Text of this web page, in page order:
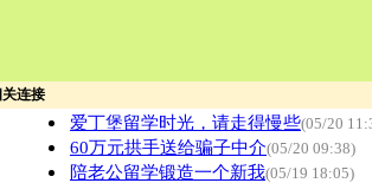
连接
爱丁堡留学时光，请走得慢些(05/20
60万元拱手送给骗子中介(05/20 09:38)
陪老公留学锻造一个新我(05/19 18:05)